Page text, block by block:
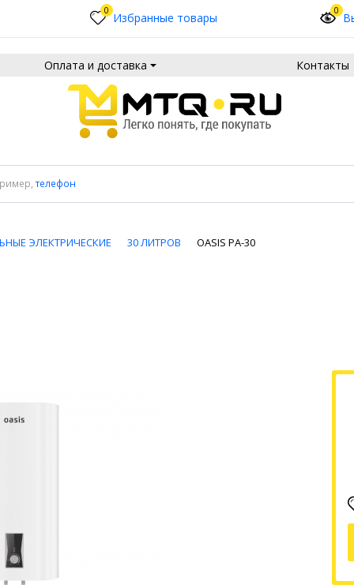
0 Избранные товары 0
Оплата и доставка Контакты
телефон
ЭЛЕКТРИЧЕСКИЕ 30 ЛИТРОВ OASIS PA-30